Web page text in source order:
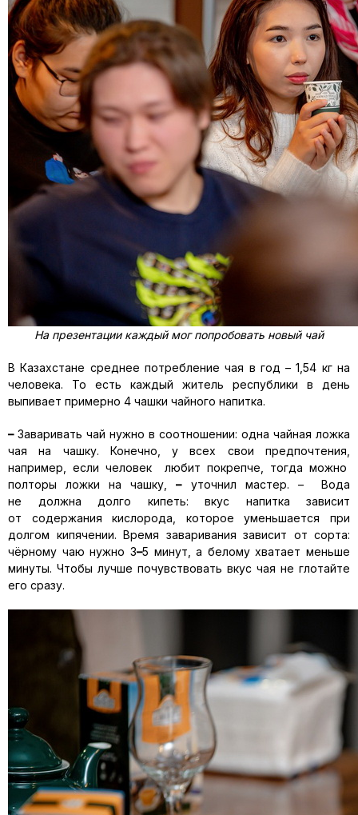
На презентации каждый мог попробовать новый чай
В Казахстане среднее потребление чая в год – 1,54 кг на
человека. То есть каждый житель республики в день
выпивает примерно 4 чашки чайного напитка.
–Заваривать чай нужно в соотношении: одна чайная ложка
чая на чашку. Конечно, у всех свои предпочтения,
например, если человек любит покрепче, тогда можно
полторы ложки на чашку,–уточнил мастер. – Вода
не должна долго кипеть: вкус напитка зависит
от содержания кислорода, которое уменьшается при
долгом кипячении. Время заваривания зависит от сорта:
чёрному чаю нужно 3–5 минут, а белому хватает меньше
минуты. Чтобы лучше почувствовать вкус чая не глотайте
его сразу.